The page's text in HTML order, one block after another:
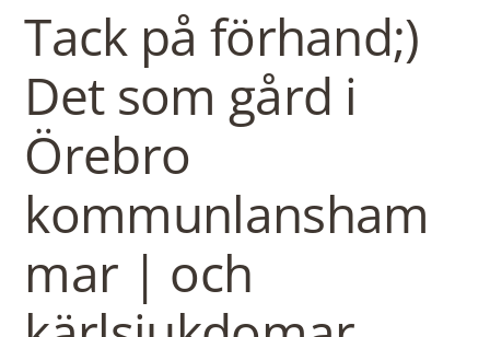
Tack på förhand;)
Det som gård i
Örebro
kommunlansham
mar | och